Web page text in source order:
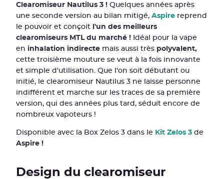
Clearomiseur Nautilus 3 ! Quelques années après
une seconde version au bilan mitigé, Aspire reprend
le pouvoir et conçoit
l'un des meilleurs
clearomiseurs MTL du marché ! Idéal pour la vape
en inhalation indirecte mais aussi très polyvalent,
cette troisième mouture se veut à la fois innovante
et simple d'utilisation. Que l'on soit débutant ou
initié, le clearomiseur Nautilus 3 ne laisse personne
indifférent et marche sur les traces de sa première
version, qui des années plus tard, séduit encore de
nombreux vapoteurs !
Disponible avec la Box Zelos 3 dans le Kit Zelos 3 de
Aspire !
Design du clearomiseur